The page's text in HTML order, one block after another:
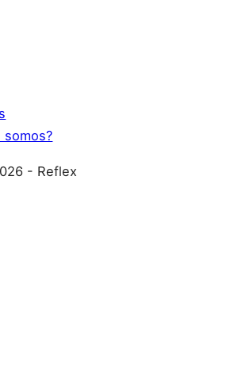
somos?
- Reflex